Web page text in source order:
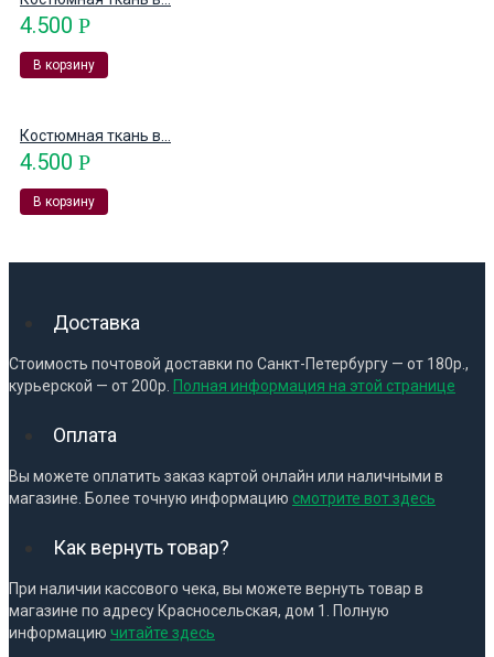
4.500 Р
В корзину
Костюмная ткань в...
4.500 Р
В корзину
Доставка
Стоимость почтовой доставки по Санкт-Петербургу — от 180р.,
курьерской — от 200р. Полная информация на этой странице
Оплата
Вы можете оплатить заказ картой онлайн или наличными в
магазине. Более точную информацию смотрите вот здесь
Как вернуть товар?
При наличии кассового чека, вы можете вернуть товар в
магазине по адресу Красносельская, дом 1. Полную
информацию читайте здесь